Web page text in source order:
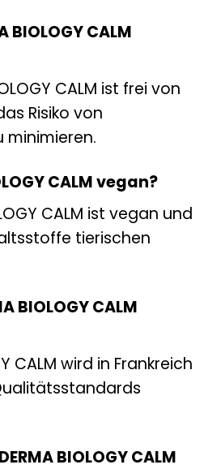
BIOLOGY CALM
CALM ist frei von
Risiko von
minimieren.
CALM vegan?
CALM ist vegan und
tierischen
BIOLOGY CALM
CALM wird in Frankreich
BIOLOGY CALM